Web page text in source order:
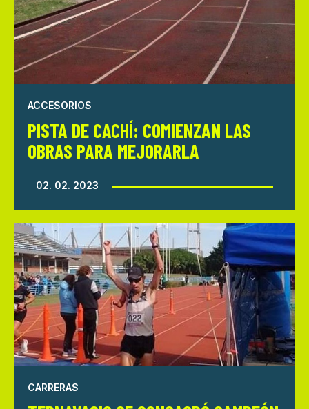
ACCESORIOS
PISTA DE CACHÍ: COMIENZAN LAS
OBRAS PARA MEJORARLA
02. 02. 2023
CARRERAS